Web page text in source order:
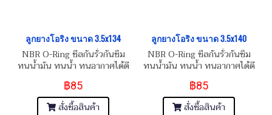
ลูกยางโอริง ขนาด 3.5x134
NBR O-Ring ซีลกันรั่วกันซึม
ทนน้ำมัน ทนน้ำ ทนอากาศได้ดี
฿85
สั่งซื้อสินค้า
ลูกยางโอริง ขนาด 3.5x140
NBR O-Ring ซีลกันรั่วกันซึม
ทนน้ำมัน ทนน้ำ ทนอากาศได้ดี
฿85
สั่งซื้อสินค้า